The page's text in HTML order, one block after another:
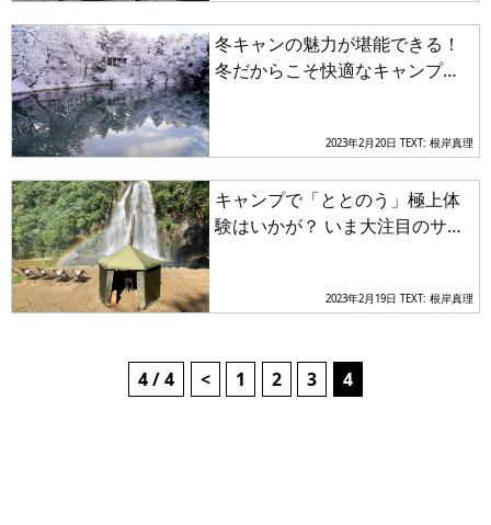
冬キャンの魅力が堪能できる！
冬だからこそ快適なキャンプ場
2023年2月20日 TEXT: 根岸真理
キャンプで「ととのう」極上体
験はいかが？ いま大注目のサウ
2023年2月19日 TEXT: 根岸真理
4 / 4 < 1 2 3 4